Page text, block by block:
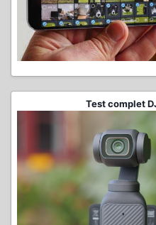
Test complet